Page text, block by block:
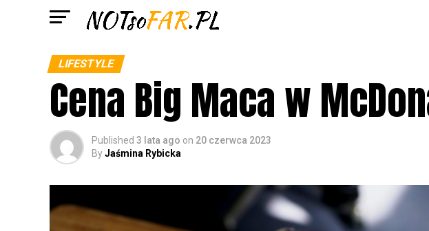
LIFESTYLE
Cena Big Maca w
Published 3 lata ago on 20 czerwca 2023
ByJaśmina Rybicka